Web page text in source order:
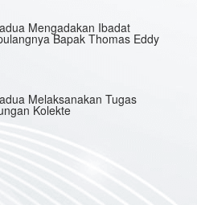
Mengadakan Ibadat
Bapak Thomas Eddy
Melaksanakan Tugas
Kolekte